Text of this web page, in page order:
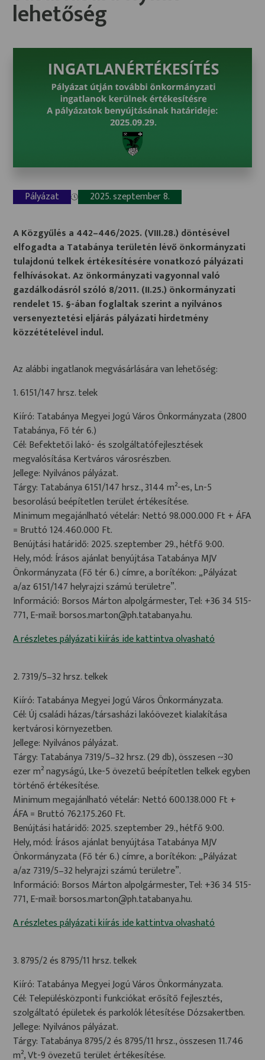
lehetőség
Pályázat 2025. szeptember 8.
A Közgyűlés a 442–446/2025. (VIII.28.) döntésével
elfogadta a Tatabánya területén lévő önkormányzati
tulajdonú telkek értékesítésére vonatkozó pályázati
felhívásokat. Az önkormányzati vagyonnal való
gazdálkodásról szóló 8/2011. (II.25.) önkormányzati
rendelet 15. §-ában foglaltak szerint a nyilvános
versenyeztetési eljárás pályázati hirdetmény
közzétételével indul.
Az alábbi ingatlanok megvásárlására van lehetőség:
1. 6151/147 hrsz. telek
Kiíró: Tatabánya Megyei Jogú Város Önkormányzata (2800
Tatabánya, Fő tér 6.)
Cél: Befektetői lakó- és szolgáltatófejlesztések
megvalósítása Kertváros városrészben.
Jellege: Nyilvános pályázat.
Tárgy: Tatabánya 6151/147 hrsz., 3144 m²-es, Ln-5
besorolású beépítetlen terület értékesítése.
Minimum megajánlható vételár: Nettó 98.000.000 Ft + ÁFA
= Bruttó 124.460.000 Ft.
Benújtási határidő: 2025. szeptember 29., hétfő 9:00.
Hely, mód: Írásos ajánlat benyújtása Tatabánya MJV
Önkormányzata (Fő tér 6.) címre, a borítékon: „Pályázat
a/az 6151/147 helyrajzi számú területre”.
Információ: Borsos Márton alpolgármester, Tel: +36 34 515-
771, E-mail: borsos.marton@ph.tatabanya.hu.
A részletes pályázati kiírás ide kattintva olvasható
2. 7319/5–32 hrsz. telkek
Kiíró: Tatabánya Megyei Jogú Város Önkormányzata.
Cél: Új családi házas/társasházi lakóövezet kialakítása
kertvárosi környezetben.
Jellege: Nyilvános pályázat.
Tárgy: Tatabánya 7319/5–32 hrsz. (29 db), összesen ~30
ezer m² nagyságú, Lke-5 övezetű beépítetlen telkek egyben
történő értékesítése.
Minimum megajánlható vételár: Nettó 600.138.000 Ft +
ÁFA = Bruttó 762.175.260 Ft.
Benújtási határidő: 2025. szeptember 29., hétfő 9:00.
Hely, mód: Írásos ajánlat benyújtása Tatabánya MJV
Önkormányzata (Fő tér 6.) címre, a borítékon: „Pályázat
a/az 7319/5–32 helyrajzi számú területre”.
Információ: Borsos Márton alpolgármester, Tel: +36 34 515-
771, E-mail: borsos.marton@ph.tatabanya.hu.
A részletes pályázati kiírás ide kattintva olvasható
3. 8795/2 és 8795/11 hrsz. telkek
Kiíró: Tatabánya Megyei Jogú Város Önkormányzata.
Cél: Településközponti funkciókat erősítő fejlesztés,
szolgáltató épületek és parkolók létesítése Dózsakertben.
Jellege: Nyilvános pályázat.
Tárgy: Tatabánya 8795/2 és 8795/11 hrsz., összesen 11.746
m², Vt-9 övezetű terület értékesítése.